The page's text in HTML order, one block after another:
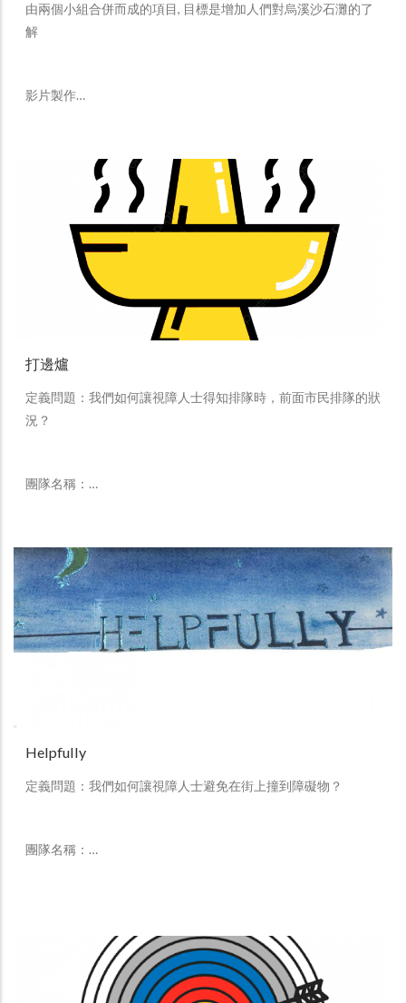
由兩個小組合併而成的項目, 目標是增加人們對烏溪沙石灘的了
解
影片製作…
打邊爐
定義問題：我們如何讓視障人士得知排隊時，前面市民排隊的狀
況？
團隊名稱：…
Helpfully
定義問題：我們如何讓視障人士避免在街上撞到障礙物？
團隊名稱：…